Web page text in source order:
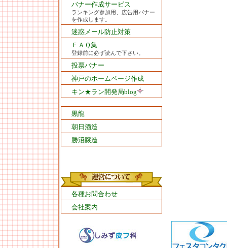
バナー作成サービス
ランキング参加用、広告用バナー
を作成します。
迷惑メール防止対策
ＦＡＱ集
登録前に必ず読んで下さい。
投票バナー
神戸のホームページ作成
キン★ラン開発局blog
黒龍
朝日酒造
勝沼醸造
各種お問合わせ
会社案内